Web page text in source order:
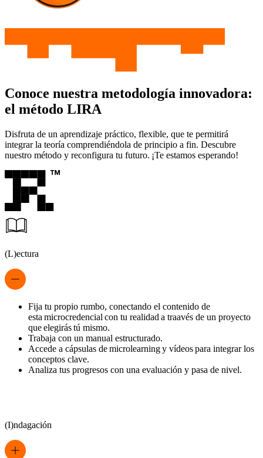
Conoce nuestra metodología innovadora:
el método LIRA
Disfruta de un aprendizaje práctico, flexible, que te permitirá
integrar la teoría comprendiéndola de principio a fin. Descubre
nuestro método y reconfigura tu futuro. ¡Te estamos esperando!
(L)ectura
Fija tu propio rumbo, conectando el contenido de
esta microcredencial con tu realidad a traavés de un proyecto
que elegirás tú mismo.
Trabaja con un manual estructurado.
Accede a cápsulas de microlearning y vídeos para integrar los
conceptos clave.
Analiza tus progresos con una evaluación y pasa de nivel.
(I)ndagación